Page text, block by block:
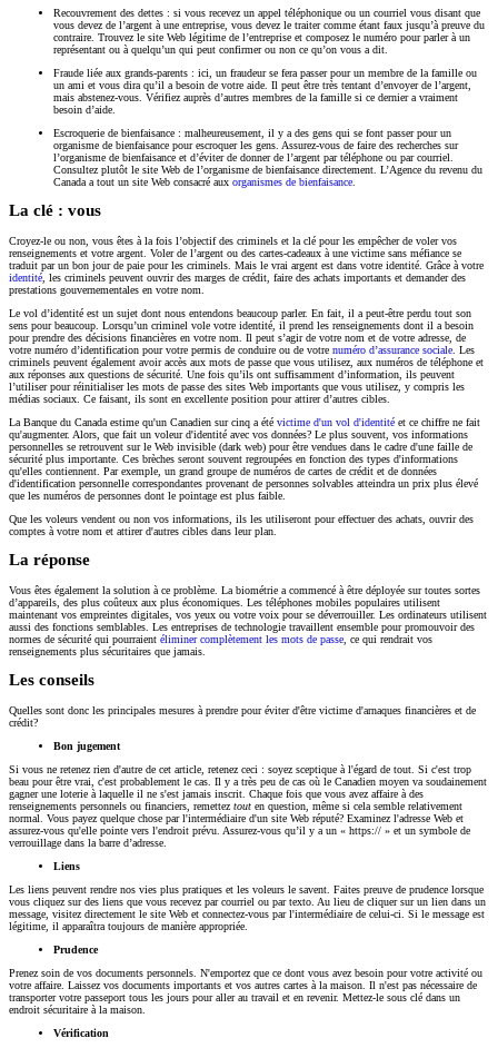
Recouvrement des dettes : si vous recevez un appel téléphonique ou un courriel vous disant que
vous devez de l’argent à une entreprise, vous devez le traiter comme étant faux jusqu’à preuve du
contraire. Trouvez le site Web légitime de l’entreprise et composez le numéro pour parler à un
représentant ou à quelqu’un qui peut confirmer ou non ce qu’on vous a dit.
Fraude liée aux grands-parents : ici, un fraudeur se fera passer pour un membre de la famille ou
un ami et vous dira qu’il a besoin de votre aide. Il peut être très tentant d’envoyer de l’argent,
mais abstenez-vous. Vérifiez auprès d’autres membres de la famille si ce dernier a vraiment
besoin d’aide.
Escroquerie de bienfaisance : malheureusement, il y a des gens qui se font passer pour un
organisme de bienfaisance pour escroquer les gens. Assurez-vous de faire des recherches sur
l’organisme de bienfaisance et d’éviter de donner de l’argent par téléphone ou par courriel.
Consultez plutôt le site Web de l’organisme de bienfaisance directement. L’Agence du revenu du
Canada a tout un site Web consacré aux organismes de bienfaisance
La clé : vous
Croyez-le ou non, vous êtes à la fois l’objectif des criminels et la clé pour les empêcher de voler vos
renseignements et votre argent. Voler de l’argent ou des cartes-cadeaux à une victime sans méfiance se
traduit par un bon jour de paie pour les criminels. Mais le vrai argent est dans votre identité. Grâce à votre
identité , les criminels peuvent ouvrir des marges de crédit, faire des achats importants et demander des
prestations gouvernementales en votre nom.
Le vol d’identité est un sujet dont nous entendons beaucoup parler. En fait, il a peut-être perdu tout son
sens pour beaucoup. Lorsqu’un criminel vole votre identité, il prend les renseignements dont il a besoin
pour prendre des décisions financières en votre nom. Il peut s’agir de votre nom et de votre adresse, de
votre numéro d’identification pour votre permis de conduire ou de votre numéro d’assurance sociale . Les
criminels peuvent également avoir accès aux mots de passe que vous utilisez, aux numéros de téléphone et
aux réponses aux questions de sécurité. Une fois qu’ils ont suffisamment d’information, ils peuvent
l’utiliser pour réinitialiser les mots de passe des sites Web importants que vous utilisez, y compris les
médias sociaux. Ce faisant, ils sont en excellente position pour attirer d’autres cibles.
La Banque du Canada estime qu'un Canadien sur cinq a été victime d'un vol d'identité et ce chiffre ne fait
qu'augmenter. Alors, que fait un voleur d'identité avec vos données? Le plus souvent, vos informations
personnelles se retrouvent sur le Web invisible (dark web) pour être vendues dans le cadre d'une faille de
sécurité plus importante. Ces brèches seront souvent regroupées en fonction des types d'informations
qu'elles contiennent. Par exemple, un grand groupe de numéros de cartes de crédit et de données
d'identification personnelle correspondantes provenant de personnes solvables atteindra un prix plus élevé
que les numéros de personnes dont le pointage est plus faible.
Que les voleurs vendent ou non vos informations, ils les utiliseront pour effectuer des achats, ouvrir des
comptes à votre nom et attirer d'autres cibles dans leur plan.
La réponse
Vous êtes également la solution à ce problème. La biométrie a commencé à être déployée sur toutes sortes
d’appareils, des plus coûteux aux plus économiques. Les téléphones mobiles populaires utilisent
maintenant vos empreintes digitales, vos yeux ou votre voix pour se déverrouiller. Les ordinateurs utilisent
aussi des fonctions semblables. Les entreprises de technologie travaillent ensemble pour promouvoir des
normes de sécurité qui pourraient éliminer complètement les mots de passe , ce qui rendrait vos
renseignements plus sécuritaires que jamais.
Les conseils
Quelles sont donc les principales mesures à prendre pour éviter d'être victime d'arnaques financières et de
crédit?
Bon jugement
Si vous ne retenez rien d'autre de cet article, retenez ceci : soyez sceptique à l'égard de tout. Si c'est trop
beau pour être vrai, c'est probablement le cas. Il y a très peu de cas où le Canadien moyen va soudainement
gagner une loterie à laquelle il ne s'est jamais inscrit. Chaque fois que vous avez affaire à des
renseignements personnels ou financiers, remettez tout en question, même si cela semble relativement
normal. Vous payez quelque chose par l'intermédiaire d'un site Web réputé? Examinez l'adresse Web et
assurez-vous qu'elle pointe vers l'endroit prévu. Assurez-vous qu’il y a un « https:// » et un symbole de
verrouillage dans la barre d’adresse.
Liens
Les liens peuvent rendre nos vies plus pratiques et les voleurs le savent. Faites preuve de prudence lorsque
vous cliquez sur des liens que vous recevez par courriel ou par texto. Au lieu de cliquer sur un lien dans un
message, visitez directement le site Web et connectez-vous par l'intermédiaire de celui-ci. Si le message est
légitime, il apparaîtra toujours de manière appropriée.
Prudence
Prenez soin de vos documents personnels. N'emportez que ce dont vous avez besoin pour votre activité ou
votre affaire. Laissez vos documents importants et vos autres cartes à la maison. Il n'est pas nécessaire de
transporter votre passeport tous les jours pour aller au travail et en revenir. Mettez-le sous clé dans un
endroit sécuritaire à la maison.
Vérification